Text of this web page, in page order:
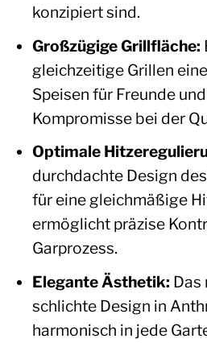
konzipiert sind.
Großzügige Grillfläche:
gleichzeitige Grillen
Speisen für Freunde
Kompromisse bei der
Optimale
durchdachte Design
für eine gleichmäßige
ermöglicht präzise
Garprozess.
Elegante Ästhetik: Das
schlichte Design in
harmonisch in jede